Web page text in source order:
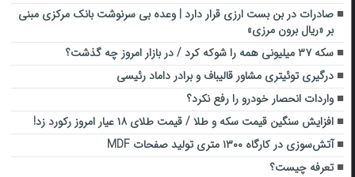
صادرات در بن بست ارزی قرار دارد | وعده بی سرنوشت بانک مرکزی مبنی
بر «ریال برون مرزی»
سکه ۳۷ میلیونی همه را شوکه کرد / در بازار امروز چه گذشت؟
درگیری توئیتری مشاور قالیباف و برادر داماد رئیسی
واردات انحصار خودرو را رفع نکرد؟
افزایش سنگین قیمت سکه و طلا / قیمت طلای ۱۸ عیار امروز رکورد زد!
آتش‌سوزی در کارگاه ۱۳۰۰ متری تولید صفحات MDF
تعرفه چیست؟